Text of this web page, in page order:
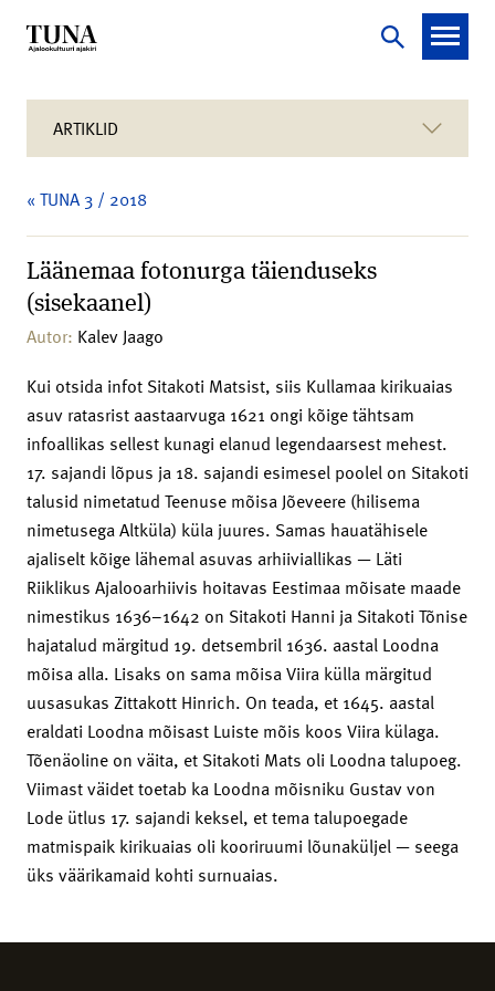
ARTIKLID
« TUNA 3 / 2018
Läänemaa fotonurga täienduseks
(sisekaanel)
Autor: Kalev Jaago
Kui otsida infot Sitakoti Matsist, siis Kullamaa kirikuaias
asuv ratasrist aastaarvuga 1621 ongi kõige tähtsam
infoallikas sellest kunagi elanud legendaarsest mehest.
17. sajandi lõpus ja 18. sajandi esimesel poolel on Sitakoti
talusid nimetatud Teenuse mõisa Jõeveere (hilisema
nimetusega Altküla) küla juures. Samas hauatähisele
ajaliselt kõige lähemal asuvas arhiiviallikas — Läti
Riiklikus Ajalooarhiivis hoitavas Eestimaa mõisate maade
nimestikus 1636–1642 on Sitakoti Hanni ja Sitakoti Tõnise
hajatalud märgitud 19. detsembril 1636. aastal Loodna
mõisa alla. Lisaks on sama mõisa Viira külla märgitud
uusasukas Zittakott Hinrich. On teada, et 1645. aastal
eraldati Loodna mõisast Luiste mõis koos Viira külaga.
Tõenäoline on väita, et Sitakoti Mats oli Loodna talupoeg.
Viimast väidet toetab ka Loodna mõisniku Gustav von
Lode ütlus 17. sajandi keksel, et tema talupoegade
matmispaik kirikuaias oli kooriruumi lõunaküljel — seega
üks väärikamaid kohti surnuaias.